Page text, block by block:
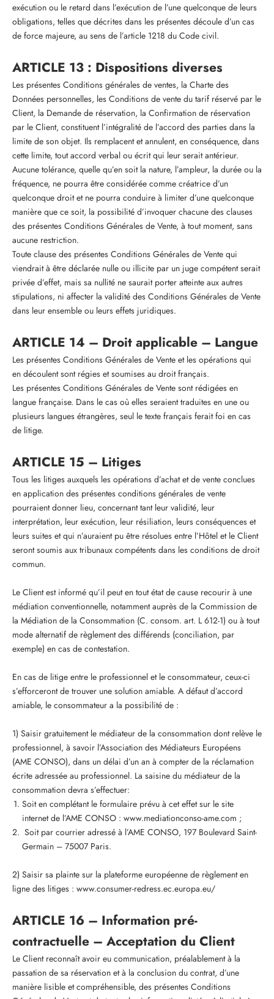
exécution ou le retard dans l’exécution de l’une quelconque de leurs
obligations, telles que décrites dans les présentes découle d’un cas
de force majeure, au sens de l’article 1218 du Code civil.
ARTICLE 13 : Dispositions diverses
Les présentes Conditions générales de ventes, la Charte des
Données personnelles, les Conditions de vente du tarif réservé par le
Client, la Demande de réservation, la Confirmation de réservation
par le Client, constituent l’intégralité de l’accord des parties dans la
limite de son objet. Ils remplacent et annulent, en conséquence, dans
cette limite, tout accord verbal ou écrit qui leur serait antérieur.
Aucune tolérance, quelle qu’en soit la nature, l’ampleur, la durée ou la
fréquence, ne pourra être considérée comme créatrice d’un
quelconque droit et ne pourra conduire à limiter d’une quelconque
manière que ce soit, la possibilité d’invoquer chacune des clauses
des présentes Conditions Générales de Vente, à tout moment, sans
aucune restriction.
Toute clause des présentes Conditions Générales de Vente qui
viendrait à être déclarée nulle ou illicite par un juge compétent serait
privée d’effet, mais sa nullité ne saurait porter atteinte aux autres
stipulations, ni affecter la validité des Conditions Générales de Vente
dans leur ensemble ou leurs effets juridiques.
ARTICLE 14 – Droit applicable – Langue
Les présentes Conditions Générales de Vente et les opérations qui
en découlent sont régies et soumises au droit français.
Les présentes Conditions Générales de Vente sont rédigées en
langue française. Dans le cas où elles seraient traduites en une ou
plusieurs langues étrangères, seul le texte français ferait foi en cas
de litige.
ARTICLE 15 – Litiges
Tous les litiges auxquels les opérations d’achat et de vente conclues
en application des présentes conditions générales de vente
pourraient donner lieu, concernant tant leur validité, leur
interprétation, leur exécution, leur résiliation, leurs conséquences et
leurs suites et qui n’auraient pu être résolues entre l’Hôtel et le Client
seront soumis aux tribunaux compétents dans les conditions de droit
commun.
Le Client est informé qu’il peut en tout état de cause recourir à une
médiation conventionnelle, notamment auprès de la Commission de
la Médiation de la Consommation (C. consom. art. L 612-1) ou à tout
mode alternatif de règlement des différends (conciliation, par
exemple) en cas de contestation.
En cas de litige entre le professionnel et le consommateur, ceux-ci
s’efforceront de trouver une solution amiable. A défaut d’accord
amiable, le consommateur a la possibilité de :
1) Saisir gratuitement le médiateur de la consommation dont relève le
professionnel, à savoir l’Association des Médiateurs Européens
(AME CONSO), dans un délai d’un an à compter de la réclamation
écrite adressée au professionnel. La saisine du médiateur de la
consommation devra s’effectuer:
Soit en complétant le formulaire prévu à cet effet sur le site
internet de l’AME CONSO : www.mediationconso-ame.com ;
Soit par courrier adressé à l’AME CONSO, 197 Boulevard Saint-
Germain – 75007 Paris.
2) Saisir sa plainte sur la plateforme européenne de règlement en
ligne des litiges : www.consumer-redress.ec.europa.eu/
ARTICLE 16 – Information pré-
contractuelle – Acceptation du Client
Le Client reconnaît avoir eu communication, préalablement à la
passation de sa réservation et à la conclusion du contrat, d’une
manière lisible et compréhensible, des présentes Conditions